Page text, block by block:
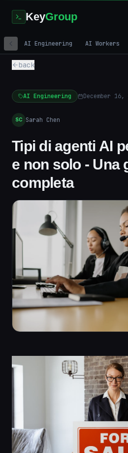
KeyGroup
AI Engineering AI Workers
back
AI Engineering December 16,
SC Sarah Chen
Tipi di agenti AI
e non solo - Una
completa